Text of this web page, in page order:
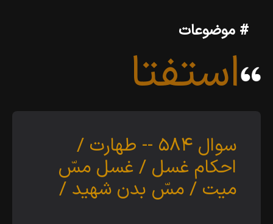
# موضوعات
استفتا
سوال ۵۸۴ --
طهارت /
احكام غسل / غسل مسّ
ميت / مسّ بدن شهيد /